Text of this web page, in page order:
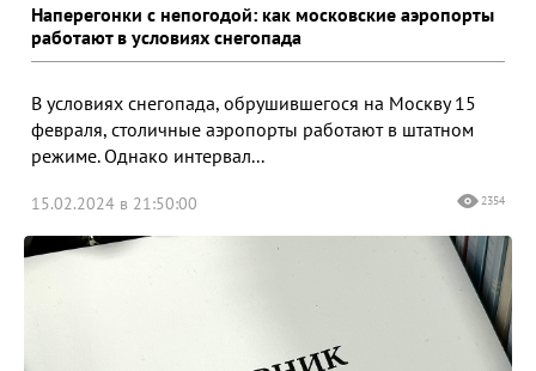
Наперегонки с непогодой: как московские аэропорты
работают в условиях снегопада
В условиях снегопада, обрушившегося на Москву 15
февраля, столичные аэропорты работают в штатном
режиме. Однако интервал...
15.02.2024 в 21:50:00 2354